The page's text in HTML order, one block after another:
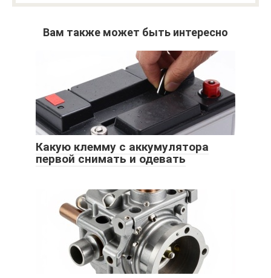
Вам также может быть интересно
Какую клемму с аккумулятора
первой снимать и одевать